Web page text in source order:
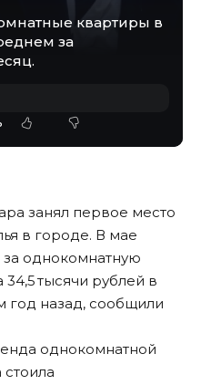
квартиры в
за
занял первое место
в городе. В мае
за однокомнатную
34,5 тысячи рублей в
год назад, сообщили
однокомнатной